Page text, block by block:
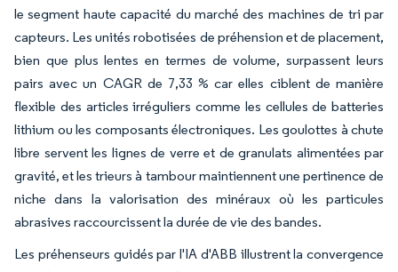
le segment haute capacité du marché des machines de tri par
capteurs. Les unités robotisées de préhension et de placement,
bien que plus lentes en termes de volume, surpassent leurs
pairs avec un CAGR de 7,33 % car elles ciblent de manière
flexible des articles irréguliers comme les cellules de batteries
lithium ou les composants électroniques. Les goulottes à chute
libre servent les lignes de verre et de granulats alimentées par
gravité, et les trieurs à tambour maintiennent une pertinence de
niche dans la valorisation des minéraux où les particules
abrasives raccourcissent la durée de vie des bandes.
Les préhenseurs guidés par l'IA d'ABB illustrent la convergence